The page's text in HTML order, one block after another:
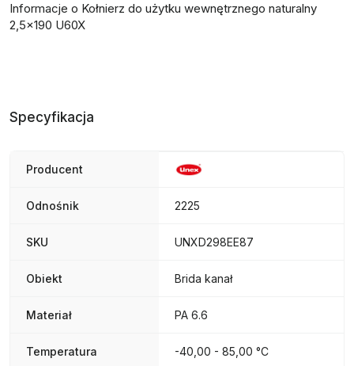
Informacje o Kołnierz do użytku wewnętrznego naturalny
2,5x190 U60X
Specyfikacja
Producent
Odnośnik 2225
SKU UNXD298EE87
Obiekt Brida kanał
Materiał PA 6.6
Temperatura -40,00 - 85,00 °C